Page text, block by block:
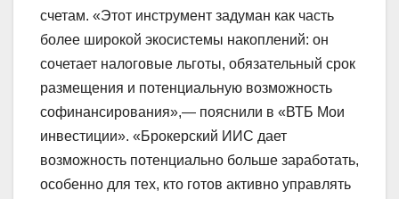
счетам. «Этот инструмент задуман как часть
более широкой экосистемы накоплений: он
сочетает налоговые льготы, обязательный срок
размещения и потенциальную возможность
софинансирования»,— пояснили в «ВТБ Мои
инвестиции». «Брокерский ИИС дает
возможность потенциально больше заработать,
особенно для тех, кто готов активно управлять